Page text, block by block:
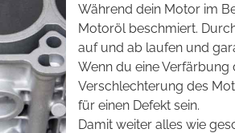
Während dein Motor im
Motoröl beschmiert.
auf und ab laufen und
Wenn du eine
Verschlechterung des
für einen Defekt sein.
Damit weiter alles wie